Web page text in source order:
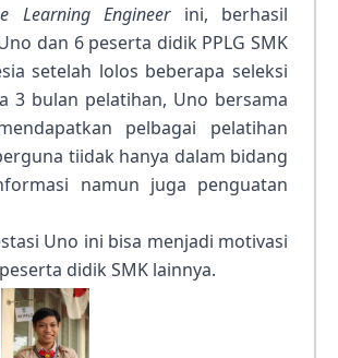
Learning Engineerini, berhasil
dan 6 peserta didik PPLG SMK
setelah lolos beberapa seleksi
3 bulan pelatihan, Uno bersama
pelbagai pelatihan
tiidak hanya dalam bidang
namun juga penguatan
Uno ini bisa menjadi motivasi
didik SMK lainnya.